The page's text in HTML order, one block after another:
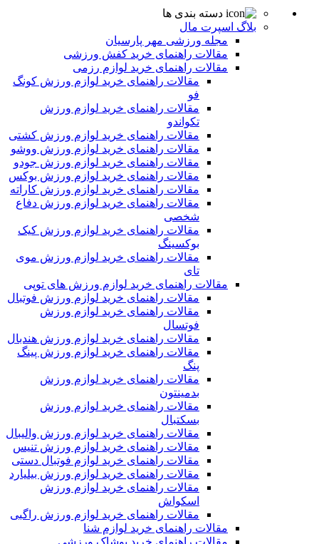
دسته بندی ها
بلاگ اسپرت مال
مجله ورزشی مهر پارسیان
مقالات راهنمای خرید کفش ورزشی
مقالات راهنمای خرید لوازم رزمی
مقالات راهنمای خرید لوازم ورزش کونگ
فو
مقالات راهنمای خرید لوازم ورزش
تکواندو
مقالات راهنمای خرید لوازم ورزش کشتی
مقالات راهنمای خرید لوازم ورزش ووشو
مقالات راهنمای خرید لوازم ورزش جودو
مقالات راهنمای خرید لوازم ورزش بوکس
مقالات راهنمای خرید لوازم ورزش کاراته
مقالات راهنمای خرید لوازم ورزش دفاع
شخصی
مقالات راهنمای خرید لوازم ورزش کیک
بوکسینگ
مقالات راهنمای خرید لوازم ورزش موی
تای
مقالات راهنمای خرید لوازم ورزش های توپی
مقالات راهنمای خرید لوازم ورزش فوتبال
مقالات راهنمای خرید لوازم ورزش
فوتسال
مقالات راهنمای خرید لوازم ورزش هندبال
مقالات راهنمای خرید لوازم ورزش پینگ
پنگ
مقالات راهنمای خرید لوازم ورزش
بدمینتون
مقالات راهنمای خرید لوازم ورزش
بسکتبال
مقالات راهنمای خرید لوازم ورزش والیبال
مقالات راهنمای خرید لوازم ورزش تنیس
مقالات راهنمای خرید لوازم فوتبال دستی
مقالات راهنمای خرید لوازم ورزش بیلیارد
مقالات راهنمای خرید لوازم ورزش
اسکواش
مقالات راهنمای خرید لوازم ورزش راگبی
مقالات راهنمای خرید لوازم شنا
مقالات راهنمای خرید پوشاک ورزشی